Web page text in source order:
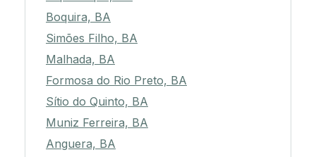
Boquira, BA
Simões Filho, BA
Malhada, BA
Formosa do Rio Preto, BA
Sítio do Quinto, BA
Muniz Ferreira, BA
Anguera, BA